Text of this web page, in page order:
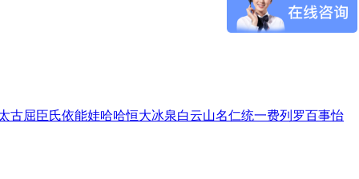
古屈臣氏依能娃哈哈恒大冰泉白云山名仁统一费列罗百事怡